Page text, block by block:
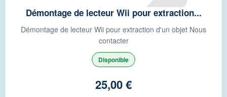
Démontage de lecteur Wii pour extraction...
Démontage de lecteur Wii pour extraction d'un objet Nous
contacter
Disponible
25,00 €